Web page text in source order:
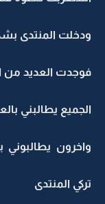
ودخلت المنتدى
فوجدت العديد من
الجميع يطالبني
واخرون يطالبوني
تركي المنتدى